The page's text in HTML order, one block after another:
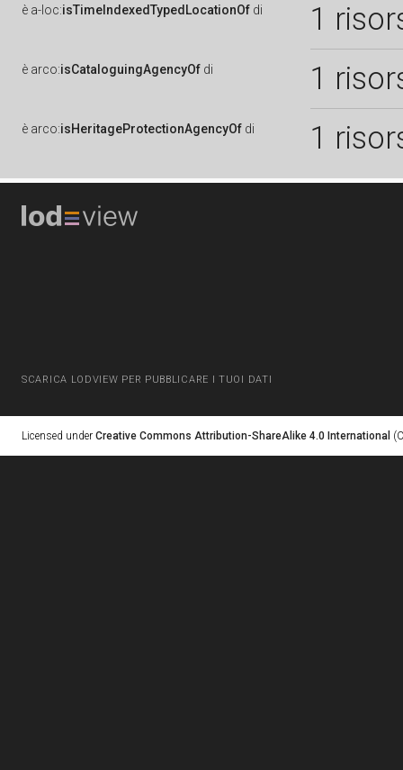
è a-loc:isTimeIndexedTypedLocationOf di 1
è arco:isCataloguingAgencyOf di 1
è arco:isHeritageProtectionAgencyOf di 1
SCARICA LODVIEW PER PUBBLICARE I TUOI DATI
Licensed under Creative Commons Attribution-ShareAlike 4.0 International